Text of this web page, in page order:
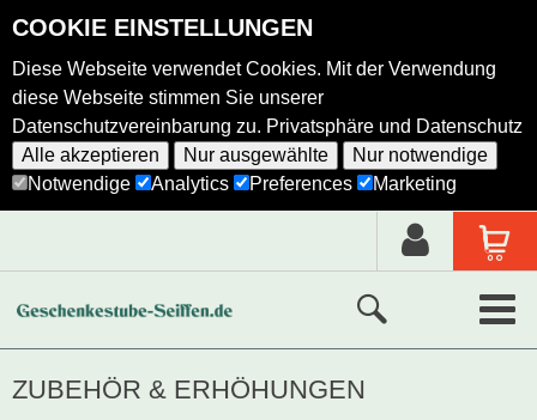
COOKIE EINSTELLUNGEN
Diese Webseite verwendet Cookies. Mit der Verwendung
diese Webseite stimmen Sie unserer
Datenschutzvereinbarung zu. Privatsphäre und Datenschutz
Alle akzeptieren
Nur ausgewählte
Nur notwendige
Notwendige
Analytics Preferences Marketing
Neue Produkte
ZUBEHÖR & ERHÖHUNGEN